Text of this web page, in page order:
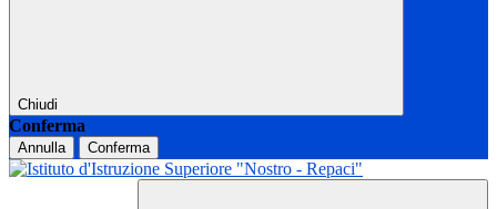
Chiudi
Conferma
Annulla Conferma